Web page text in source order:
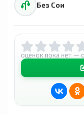
Без Сои
оценок пока нет —